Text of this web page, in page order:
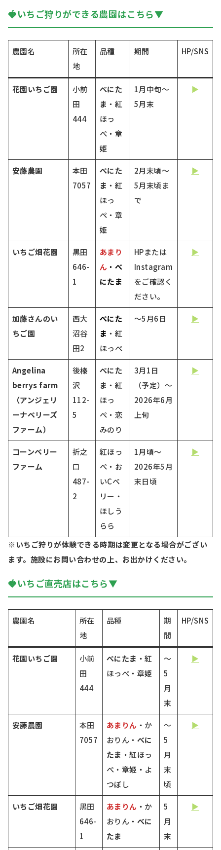
🍓いちご狩りができる農園はこちら▼
農園名
所在
地
品種 期間 HP/SNS
花園いちご園
小前
田
444
べにた
ま ・紅
ほっ
ぺ・章
姫
1月中旬～
5月末
▶
安藤農園
本田
7057
べにた
ま ・紅
ほっ
ぺ・章
姫
2月末頃～
5月末頃ま
で
▶
いちご畑花園
黒田
646-
1
あまり
ん ・ べ
にたま
HPまたは
Instagram
をご確認く
ださい。
▶
加藤さんのい
ちご園
西大
沼谷
田2
べにた
ま ・紅
ほっぺ
～5月6日 ▶
Angelina
berrys farm
（アンジェリ
ーナベリーズ
ファーム）
後榛
沢
112-
5
べにた
ま ・紅
ほっ
ぺ・恋
みのり
3月1日
（予定）～
2026年6月
上旬
▶
コーンベリー
ファーム
折之
口
487-
2
紅ほっ
ぺ・お
いCベ
リー・
ほしう
らら
1月頃～
2026年5月
末日頃
▶
※いちご狩りが体験できる時期は変更となる場合がござい
ます。施設にお問い合わせの上、お出かけください。
🍓いちご直売店はこちら▼
農園名
所在
地
品種
期
間
HP/SNS
花園いちご園
小前
田
444
べにたま ・紅
ほっぺ・章姫
～
5
月
末
▶
安藤農園
本田
7057
あまりん ・か
おりん・ べに
たま ・紅ほっ
ぺ・章姫・よ
つぼし
～
5
月
末
頃
▶
いちご畑花園
黒田
646-
1
あまりん ・か
おりん・ べに
たま
5
月
末
▶